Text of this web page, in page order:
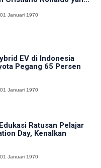
Januari 1970
EV di Indonesia
Pegang 65 Persen
Januari 1970
Ratusan Pelajar
Day, Kenalkan
Januari 1970